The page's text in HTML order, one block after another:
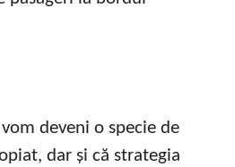
deveni o specie de
dar și că strategia